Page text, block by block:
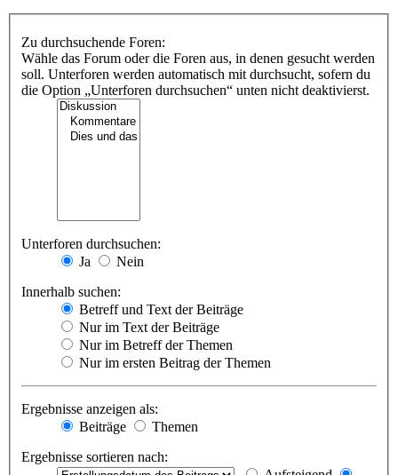
Zu durchsuchende Foren:
Wähle das Forum oder die Foren aus, in denen gesucht werden
soll. Unterforen werden automatisch mit durchsucht, sofern du
die Option „Unterforen durchsuchen“ unten nicht deaktivierst.
Unterforen durchsuchen:
Ja
Nein
Innerhalb suchen:
Betreff und Text der Beiträge
Nur im Text der Beiträge
Nur im Betreff der Themen
Nur im ersten Beitrag der Themen
Ergebnisse anzeigen als:
Beiträge
Themen
Ergebnisse sortieren nach: